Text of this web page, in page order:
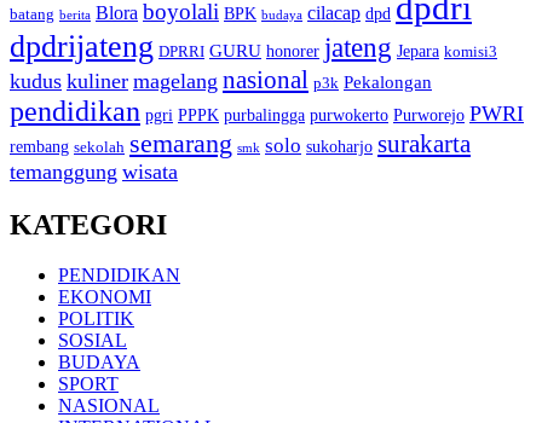
batang berita Blora boyolali BPK budaya cilacap dpd
dpdrijateng DPRRI GURU honorer jateng Jepara komisi3
kudus kuliner magelang nasional p3k Pekalongan
pendidikan pgri PPPK purbalingga purwokerto Purworejo PWRI
rembang sekolah semarang smk solo sukoharjo surakarta
temanggung wisata
KATEGORI
PENDIDIKAN
EKONOMI
POLITIK
SOSIAL
BUDAYA
SPORT
NASIONAL